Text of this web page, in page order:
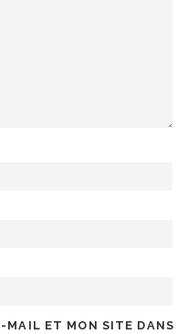
MAIL ET MON SITE DANS